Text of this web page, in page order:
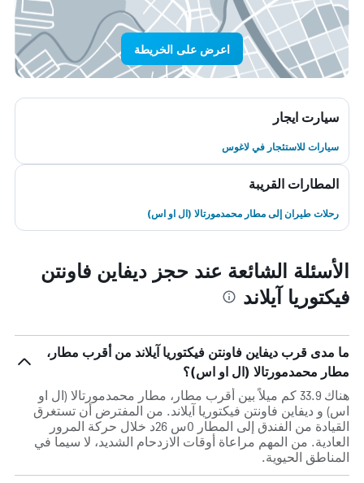
اعرض على الخريطة
سيارت ايجار
سيارات للاستئجار في لاغوس
المطارات القريبة
رحلات طيران إلى مطار محمدمورتالا (ال او اس)
الأسئلة الشائعة عند حجز ديفاين فاونتن
فيكتوريا آيلاند
ما مدى قرب ديفاين فاونتن فيكتوريا آيلاند من أقرب مطار،
مطار محمدمورتالا (ال او اس)؟
هناك 33.9 كم ميلاً بين أقرب مطار، مطار محمدمورتالا (ال او
اس) و ديفاين فاونتن فيكتوريا آيلاند. من المفترض أن تستغرق
القيادة من الفندق إلى المطار 0س 26د خلال حركة المرور
العادية. من المهم مراعاة أوقات الازدحام الشديد، لا سيما في
المناطق الحيوية.